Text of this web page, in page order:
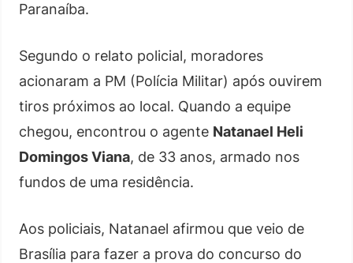
Paranaíba.
Segundo o relato policial, moradores
acionaram a PM (Polícia Militar) após ouvirem
tiros próximos ao local. Quando a equipe
chegou, encontrou o agente Natanael Heli
Domingos Viana, de 33 anos, armado nos
fundos de uma residência.
Aos policiais, Natanael afirmou que veio de
Brasília para fazer a prova do concurso do